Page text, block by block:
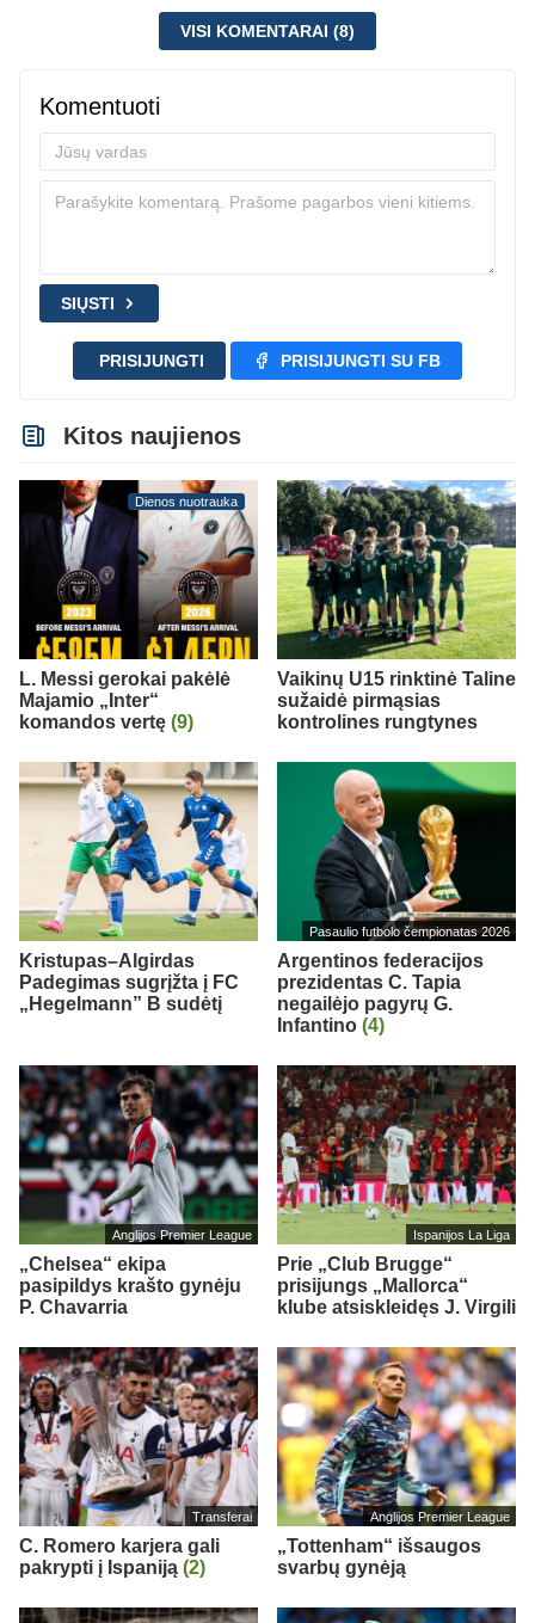
VISI KOMENTARAI (8)
Komentuoti
SIŲSTI
PRISIJUNGTI PRISIJUNGTI SU FB
Kitos naujienos
Dienos nuotrauka
L. Messi gerokai pakėlė
Majamio „Inter“
komandos vertę (9)
Vaikinų U15 rinktinė Taline
sužaidė pirmąsias
kontrolines rungtynes
Kristupas–Algirdas
Padegimas sugrįžta į FC
„Hegelmann” B sudėtį
Pasaulio futbolo čempionatas 2026
Argentinos federacijos
prezidentas C. Tapia
negailėjo pagyrų G.
Infantino (4)
Anglijos Premier League
„Chelsea“ ekipa
pasipildys krašto gynėju
P. Chavarria
Ispanijos La Liga
Prie „Club Brugge“
prisijungs „Mallorca“
klube atsiskleidęs J. Virgili
Transferai
C. Romero karjera gali
pakrypti į Ispaniją (2)
Anglijos Premier League
„Tottenham“ išsaugos
svarbų gynėją